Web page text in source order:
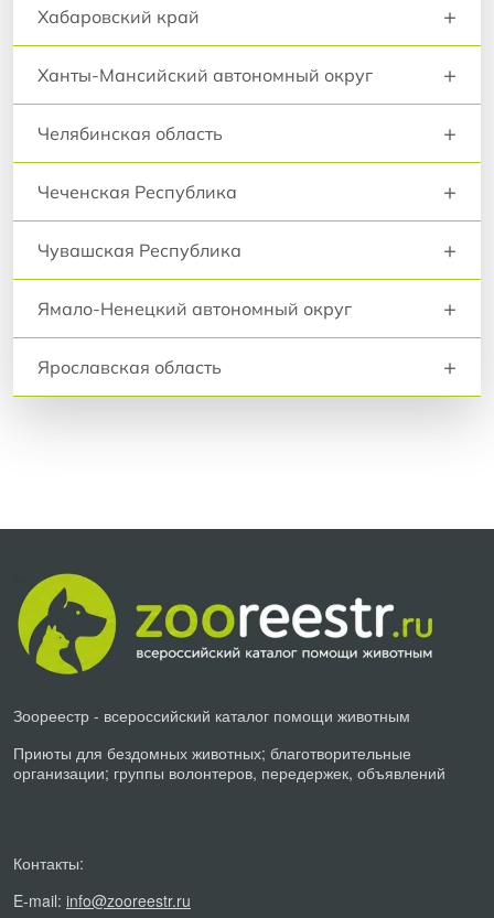
Хабаровский край +
Ханты-Мансийский автономный округ +
Челябинская область +
Чеченская Республика +
Чувашская Республика +
Ямало-Ненецкий автономный округ +
Ярославская область +
Зоореестр - всероссийский каталог помощи животным
Приюты для бездомных животных; благотворительные
организации; группы волонтеров, передержек, объявлений
Контакты:
E-mail: info@zooreestr.ru